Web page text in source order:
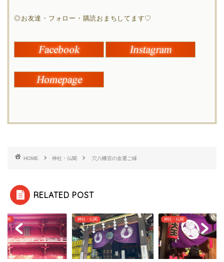
◎お友達・フォロー・購読おまちしてます♡
HOME 神社・仏閣 穴八幡宮の金運ご縁
RELATED POST
仏閣 神社・仏閣 神社・仏閣